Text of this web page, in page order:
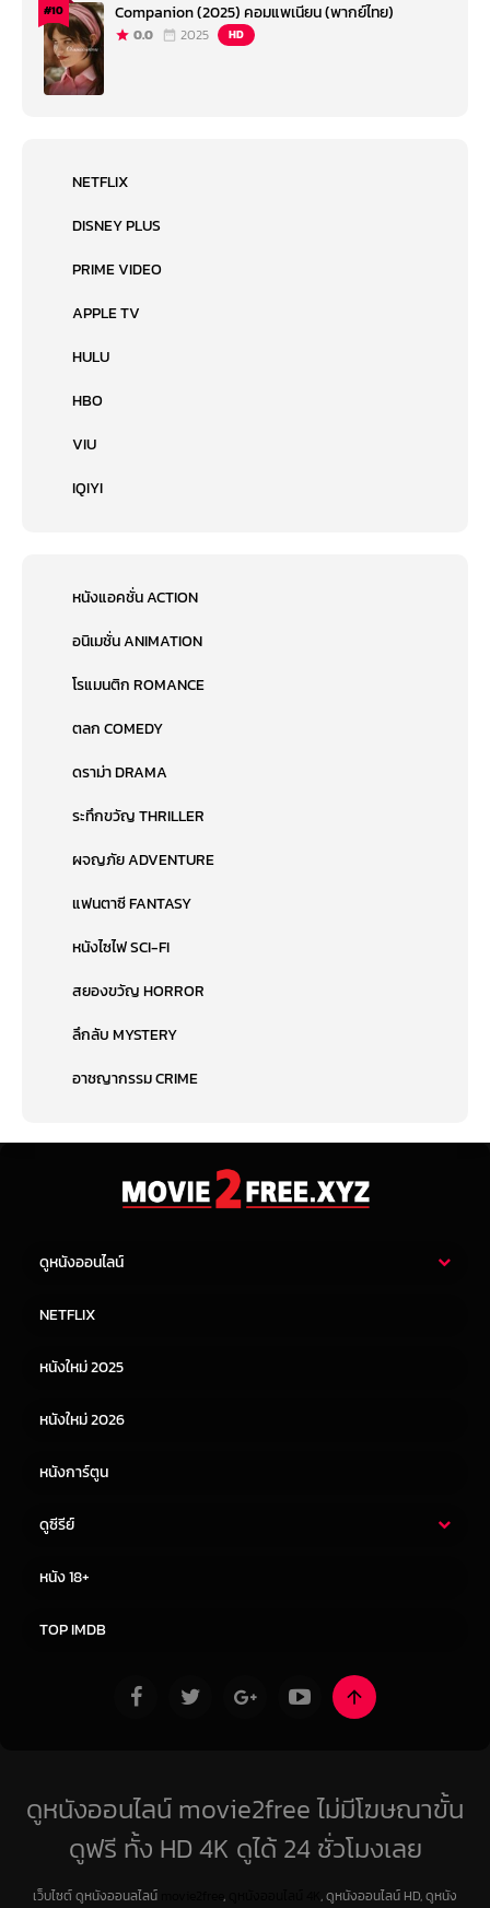
#10 Companion (2025) คอมแพเนียน (พากย์ไทย)
0.0 2025 HD
NETFLIX
DISNEY PLUS
PRIME VIDEO
APPLE TV
HULU
HBO
VIU
IQIYI
หนังแอคชั่น ACTION
อนิเมชั่น ANIMATION
โรแมนติก ROMANCE
ตลก COMEDY
ดราม่า DRAMA
ระทึกขวัญ THRILLER
ผจญภัย ADVENTURE
แฟนตาซี FANTASY
หนังไซไฟ SCI-FI
สยองขวัญ HORROR
ลึกลับ MYSTERY
อาชญากรรม CRIME
ดูหนังออนไลน์
หนังจีน
NETFLIX
หนังใหม่ 2025
หนังใหม่ 2026
หนังการ์ตูน
ดูซีรีย์
หนัง 18+
TOP IMDB
ดูหนังออนไลน์ movie2free ไม่มีโฆษณาขั้น
ดูฟรี ทั้ง HD 4K ดูได้ 24 ชั่วโมงเลย
เว็บไซต์ ดูหนังออนลไลน์ ,
, ดูหนังออนไลน์ HD, ดูหนัง